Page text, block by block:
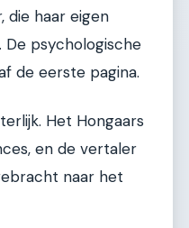
die haar eigen
psychologische
de eerste pagina.
Het Hongaars
en de vertaler
naar het